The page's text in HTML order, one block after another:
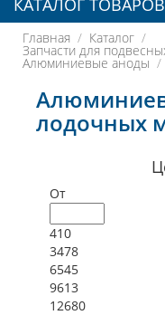
КАТАЛОГ ТОВАРОВ
Главная Каталог
Запчасти для
Алюминиевые аноды
лодочных
От
410
3478
6545
9613
12680